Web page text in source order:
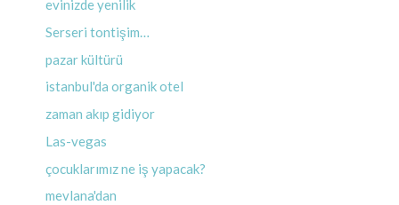
evinizde yenilik
Serseri tontişim…
pazar kültürü
istanbul'da organik otel
zaman akıp gidiyor
Las-vegas
çocuklarımız ne iş yapacak?
mevlana'dan